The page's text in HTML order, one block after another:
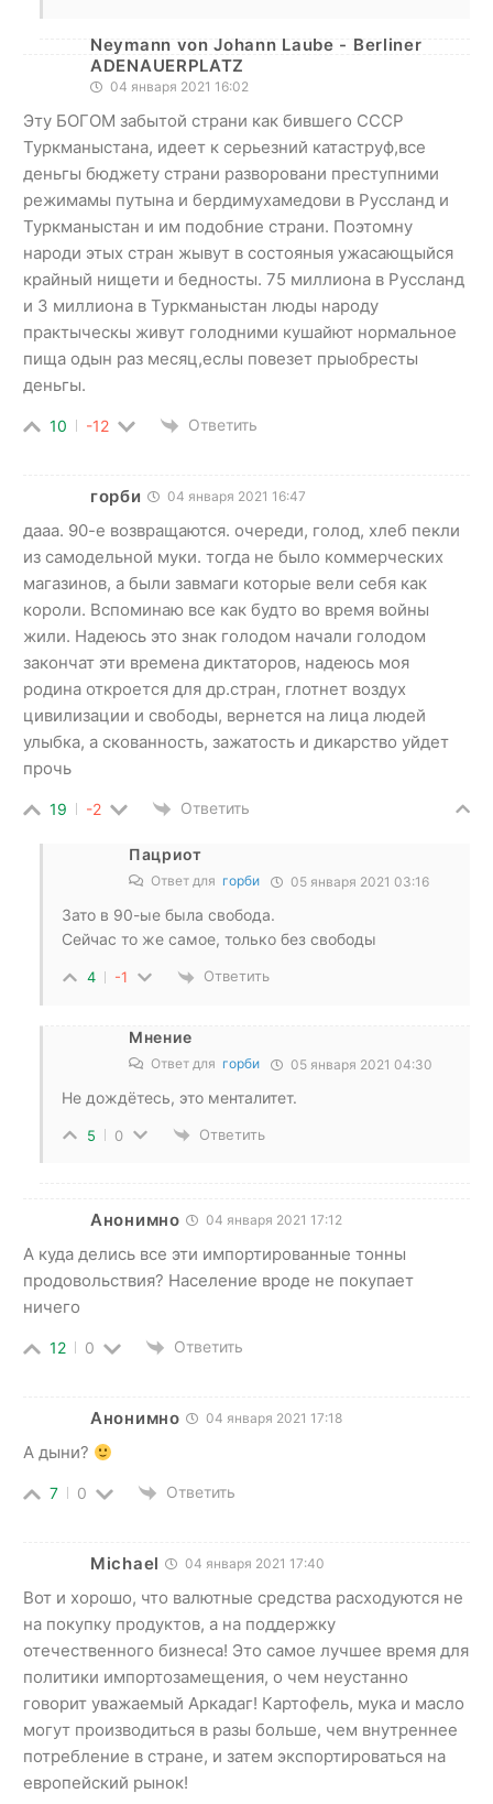
Neymann von Johann Laube - Berliner
ADENAUERPLATZ
04 января 2021 16:02
Эту БОГОМ забытой страни как бившего СССР
Туркманыстана, идеет к серьезний катаструф,все
деньгы бюджету страни разворовани преступними
режимамы путына и бердимухамедови в Руссланд и
Туркманыстан и им подобние страни. Поэтомну
народи этых стран жывут в состояныя ужасающыйся
крайный нищети и бедносты. 75 миллиона в Руссланд
и 3 миллиона в Туркманыстан люды народу
практыческы живут голодними кушайют нормальное
пища одын раз месяц,еслы повезет прыобресты
деньгы.
10 -12 Ответить
горби 04 января 2021 16:47
дааа. 90-е возвращаются. очереди, голод, хлеб пекли
из самодельной муки. тогда не было коммерческих
магазинов, а были завмаги которые вели себя как
короли. Вспоминаю все как будто во время войны
жили. Надеюсь это знак голодом начали голодом
закончат эти времена диктаторов, надеюсь моя
родина откроется для др.стран, глотнет воздух
цивилизации и свободы, вернется на лица людей
улыбка, а скованность, зажатость и дикарство уйдет
прочь
19 -2 Ответить
Пацриот
Ответ для горби 05 января 2021 03:16
Зато в 90-ые была свобода.
Сейчас то же самое, только без свободы
4 -1 Ответить
Мнение
Ответ для горби 05 января 2021 04:30
Не дождётесь, это менталитет.
5 0 Ответить
Анонимно 04 января 2021 17:12
А куда делись все эти импортированные тонны
продовольствия? Население вроде не покупает
ничего
12 0 Ответить
Анонимно 04 января 2021 17:18
А дыни?
7 0 Ответить
Michael 04 января 2021 17:40
Вот и хорошо, что валютные средства расходуются не
на покупку продуктов, а на поддержку
отечественного бизнеса! Это самое лучшее время для
политики импортозамещения, о чем неустанно
говорит уважаемый Аркадаг! Картофель, мука и масло
могут производиться в разы больше, чем внутреннее
потребление в стране, и затем экспортироваться на
европейский рынок!